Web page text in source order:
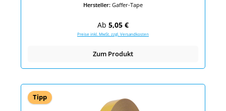
Hersteller: Gaffer-Tape
Regulärer Preis:
Ab 5,05 €
Preise inkl. MwSt. zzgl. Versandkosten
Zum Produkt
Tipp